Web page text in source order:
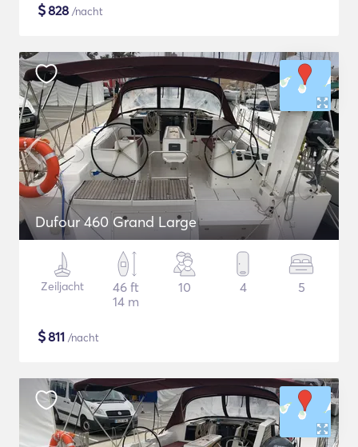
$828 /nacht
Dufour 460 Grand Large
Zeiljacht
46 ft
14 m
10 4 5
$811 /nacht